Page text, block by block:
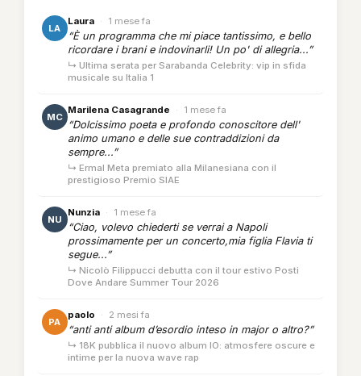
LA
Laura · 1 mese fa
“È un programma che mi piace tantissimo, e bello
ricordare i brani e indovinarli! Un po' di allegria...”
↳ Ultima serata per Sarabanda Celebrity: vip in sfida
musicale su Italia 1
MC
Marilena Casagrande · 1 mese fa
“Dolcissimo poeta e profondo conoscitore dell'
animo umano e delle sue contraddizioni da
sempre...”
↳ Ermal Meta premiato alla Milanesiana con il
prestigioso Premio SIAE
NU
Nunzia · 1 mese fa
“Ciao, volevo chiederti se verrai a Napoli
prossimamente per un concerto,mia figlia Flavia ti
segue...”
↳ Nicolò Filippucci debutta con il tour estivo Posti
Dove Andare Summer Tour 2026
PA
paolo · 2 mesi fa
“anti anti album d’esordio inteso in major o altro?”
↳ 18K pubblica il nuovo album IO: atmosfere oscure e
intime per la nuova wave rap